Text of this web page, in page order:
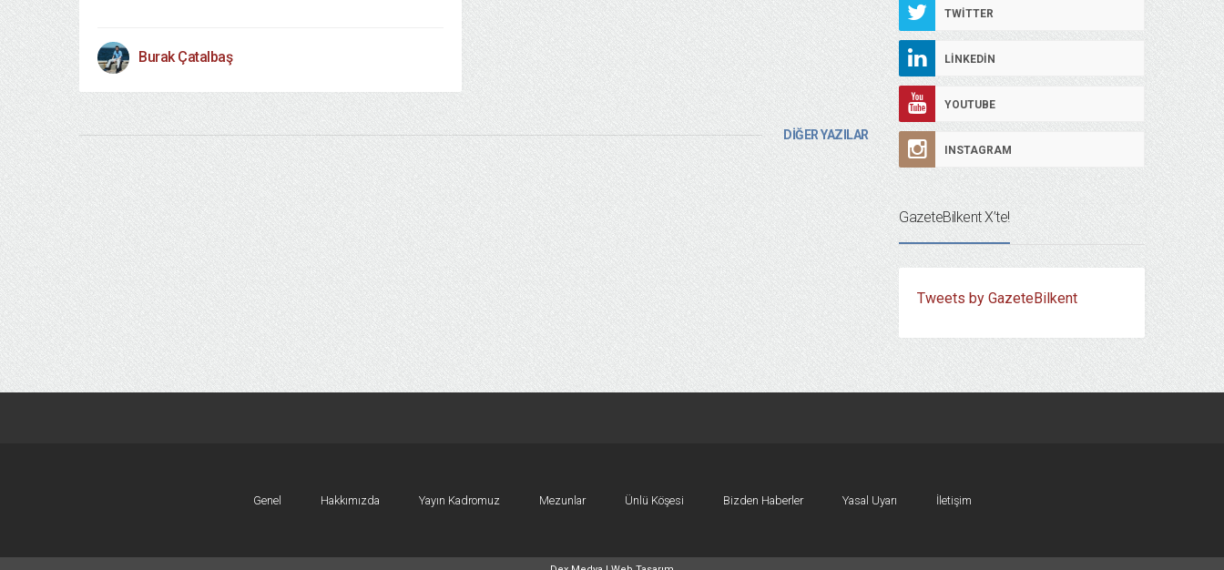
Burak Çatalbaş
DİĞER YAZILAR
TWITTER
LINKEDIN
YOUTUBE
INSTAGRAM
GazeteBilkent X’te!
Tweets by GazeteBilkent
Genel Hakkımızda Yayın Kadromuz Mezunlar Ünlü Köşesi Bizden Haberler Yasal Uyarı İletişim